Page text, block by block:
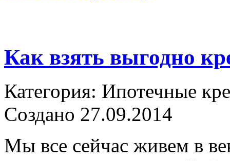
Как взять выгодно
Категория: Ипотечные
Создано 27.09.2014
Мы все сейчас живем в